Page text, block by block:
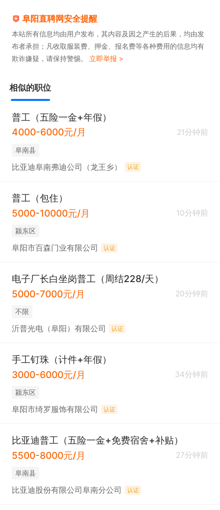
阜阳直聘网安全提醒
本站所有信息均由用户发布，其内容及因之产生的后果，均由发
布者承担；凡收取服装费、押金、报名费等各种费用的信息均有
欺诈嫌疑，请保持警惕。 立即举报 >
相似的职位
普工（五险一金+年假）
4000-6000元/月
21分钟前
阜南县
比亚迪阜南弗迪公司（龙王乡） 认证
普工（包住）
5000-10000元/月
10分钟前
颍东区
阜阳市百森门业有限公司 认证
电子厂长白坐岗普工（周结228/天）
5000-7000元/月
20分钟前
不限
沂普光电（阜阳）有限公司 认证
手工钉珠（计件+年假）
3000-6000元/月
34分钟前
颍东区
阜阳市绮罗服饰有限公司 认证
比亚迪普工（五险一金+免费宿舍+补贴）
5500-8000元/月
27分钟前
阜南县
比亚迪股份有限公司阜南分公司 认证